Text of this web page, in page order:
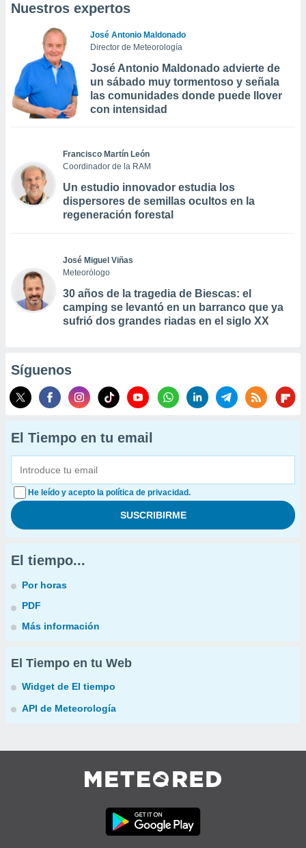
Nuestros expertos
José Antonio Maldonado
Director de Meteorología
José Antonio Maldonado advierte de
un sábado muy tormentoso y señala
las comunidades donde puede llover
con intensidad
Francisco Martín León
Coordinador de la RAM
Un estudio innovador estudia los
dispersores de semillas ocultos en la
regeneración forestal
José Miguel Viñas
Meteorólogo
30 años de la tragedia de Biescas: el
camping se levantó en un barranco que ya
sufrió dos grandes riadas en el siglo XX
Síguenos
El Tiempo en tu email
He leído y acepto la política de privacidad.
El tiempo...
Por horas
PDF
Más información
El Tiempo en tu Web
Widget de El tiempo
API de Meteorología